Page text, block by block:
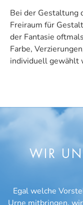
Bei der Gestaltung
Freiraum für
der Fantasie
Farbe,
individuell gewählt
WIR
Egal welche